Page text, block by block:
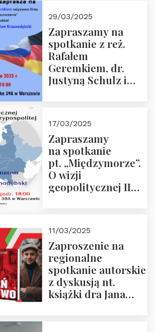
29/03/2025
Zapraszamy na
spotkanie z reż.
Rafałem
Geremkiem, dr.
Justyną Schulz i
“Rosja-Niemcy…”
17/03/2025
Zapraszamy
na spotkanie
pt. „Międzymorze”.
O wizji
geopolitycznej II
i prof.
Krasnodębski
11/03/2025
Zaproszenie na
regionalne
spotkanie autorskie
z dyskusją nt.
książki dra Jana